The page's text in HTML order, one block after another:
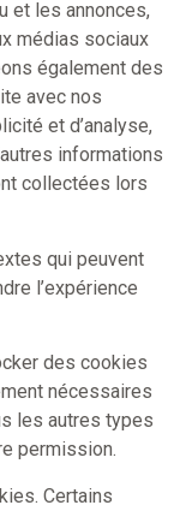
et les annonces,
médias sociaux
également des
avec nos
et d’analyse,
informations
collectées lors
qui peuvent
l’expérience
des cookies
nécessaires
les autres types
permission.
Certains